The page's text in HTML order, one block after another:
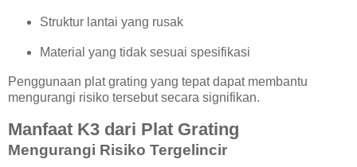
Struktur lantai yang rusak
Material yang tidak sesuai spesifikasi
Penggunaan plat grating yang tepat dapat membantu
mengurangi risiko tersebut secara signifikan.
Manfaat K3 dari Plat Grating
Mengurangi Risiko Tergelincir